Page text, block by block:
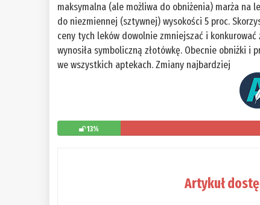
maksymalna (ale możliwa do obniżenia) marża na
do niezmiennej (sztywnej) wysokości 5 proc.
ceny tych leków dowolnie zmniejszać i
wynosiła symboliczną złotówkę. Obecnie obniżki
we wszystkich aptekach. Zmiany najbardziej
13%
Artykuł